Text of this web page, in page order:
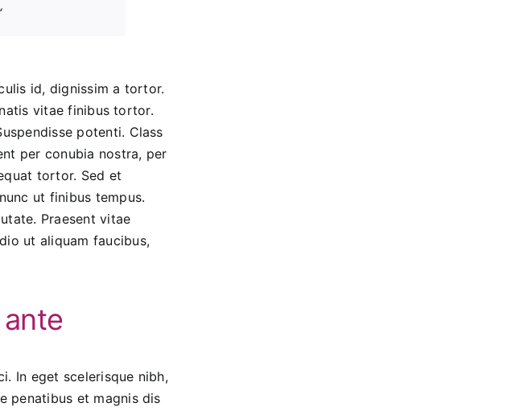
id, dignissim a tortor.
vitae finibus tortor.
potenti. Class
per conubia nostra, per
tortor. Sed et
ut finibus tempus.
Praesent vitae
ut aliquam faucibus,
In eget scelerisque nibh,
penatibus et magnis dis